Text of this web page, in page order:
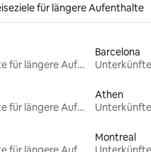
für längere Aufenthalte
Unterkünfte für längere Aufenthalte
Barcelona
Unterkünfte für längere Aufenthalte
Athen
Montreal